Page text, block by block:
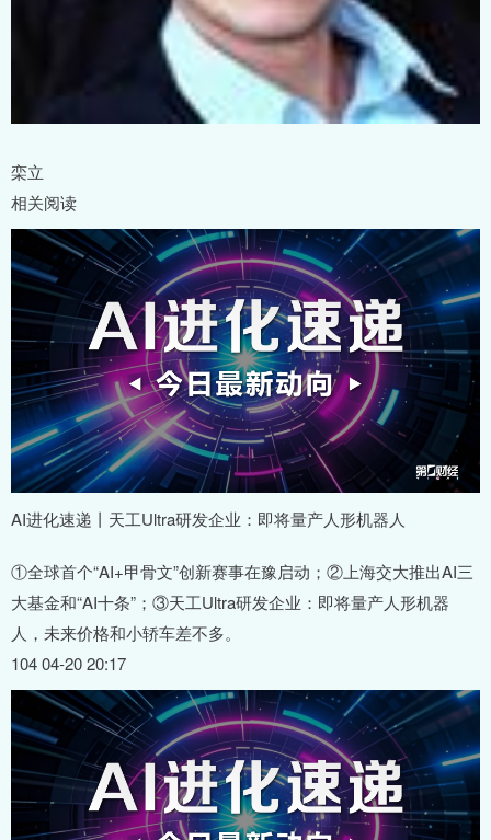
栾立
相关阅读
AI进化速递丨天工Ultra研发企业：即将量产人形机器人
①全球首个“AI+甲骨文”创新赛事在豫启动；②上海交大推出AI三
大基金和“AI十条”；③天工Ultra研发企业：即将量产人形机器
人，未来价格和小轿车差不多。
104 04-20 20:17